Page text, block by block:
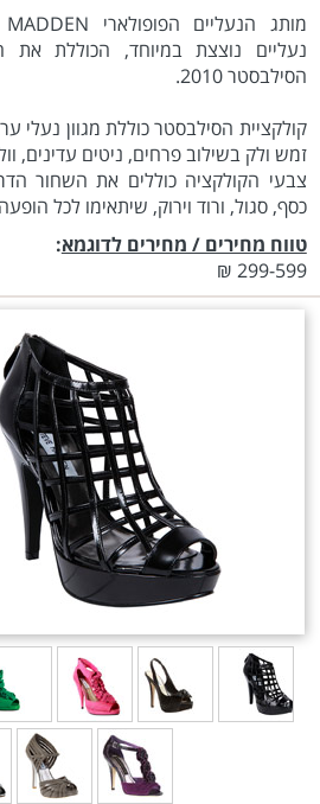
נעליים נוצצת במיוחד, הכוללת את
הסילבסטר 2010.
קולקציית הסילבסטר כוללת מגוון נעלי
זמש ולק בשילוב פרחים, ניטים עדינים,
צבעי הקולקציה כוללים את השחור
כסף, סגול, ורוד וירוק, שיתאימו לכל
טווח מחירים / מחירים לדוגמא:
299-599 ₪